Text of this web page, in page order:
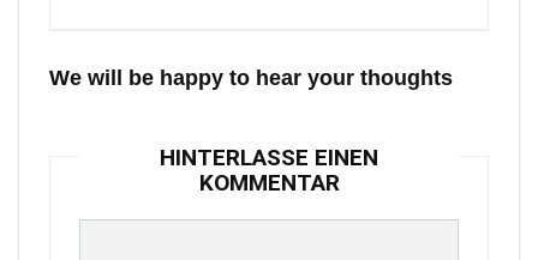
We will be happy to hear your thoughts
HINTERLASSE EINEN
KOMMENTAR